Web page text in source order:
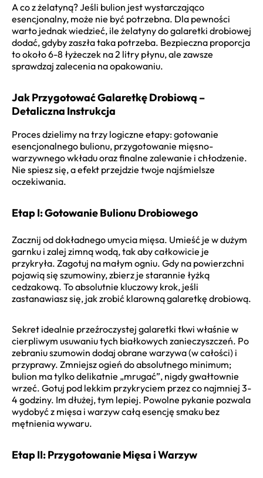
A co z żelatyną? Jeśli bulion jest wystarczająco
esencjonalny, może nie być potrzebna. Dla pewności
warto jednak wiedzieć, ile żelatyny do galaretki drobiowej
dodać, gdyby zaszła taka potrzeba. Bezpieczna proporcja
to około 6-8 łyżeczek na 2 litry płynu, ale zawsze
sprawdzaj zalecenia na opakowaniu.
Jak Przygotować Galaretkę Drobiową –
Detaliczna Instrukcja
Proces dzielimy na trzy logiczne etapy: gotowanie
esencjonalnego bulionu, przygotowanie mięsno-
warzywnego wkładu oraz finalne zalewanie i chłodzenie.
Nie spiesz się, a efekt przejdzie twoje najśmielsze
oczekiwania.
Etap I: Gotowanie Bulionu Drobiowego
Zacznij od dokładnego umycia mięsa. Umieść je w dużym
garnku i zalej zimną wodą, tak aby całkowicie je
przykryła. Zagotuj na małym ogniu. Gdy na powierzchni
pojawią się szumowiny, zbierz je starannie łyżką
cedzakową. To absolutnie kluczowy krok, jeśli
zastanawiasz się, jak zrobić klarowną galaretkę drobiową.
Sekret idealnie przeźroczystej galaretki tkwi właśnie w
cierpliwym usuwaniu tych białkowych zanieczyszczeń. Po
zebraniu szumowin dodaj obrane warzywa (w całości) i
przyprawy. Zmniejsz ogień do absolutnego minimum;
bulion ma tylko delikatnie „mrugać”, nigdy gwałtownie
wrzeć. Gotuj pod lekkim przykryciem przez co najmniej 3-
4 godziny. Im dłużej, tym lepiej. Powolne pykanie pozwala
wydobyć z mięsa i warzyw całą esencję smaku bez
mętnienia wywaru.
Etap II: Przygotowanie Mięsa i Warzyw